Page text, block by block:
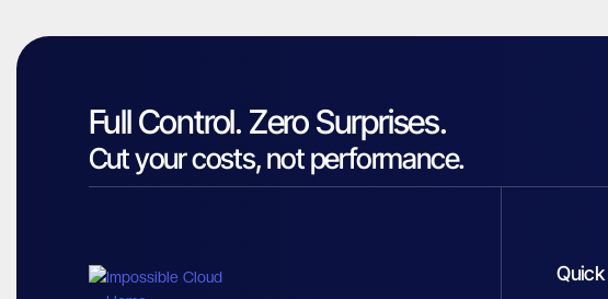
Full Control. Zero Surprises.
Cut your costs, not performance.
Quick